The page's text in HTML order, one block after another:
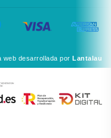
web desarrollada por Lantalau